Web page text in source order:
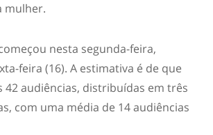
mulher.
nesta segunda-feira,
feira (16). A estimativa é de que
42 audiências, distribuídas em três
com uma média de 14 audiências